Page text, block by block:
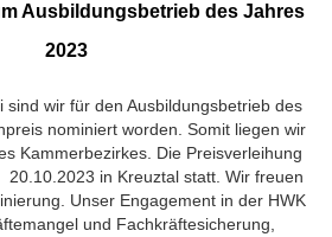
Ausbildungsbetrieb des Jahres
2023
wir für den Ausbildungsbetrieb des
nominiert worden. Somit liegen wir
Kammerbezirkes. Die Preisverleihung
in Kreuztal statt. Wir freuen
Unser Engagement in der HWK
und Fachkräftesicherung,